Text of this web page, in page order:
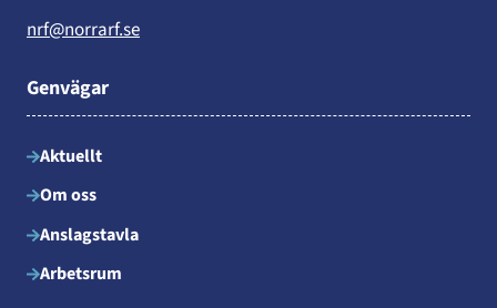
nrf@norrarf.se
Genvägar
Aktuellt
Om oss
Anslagstavla
Arbetsrum